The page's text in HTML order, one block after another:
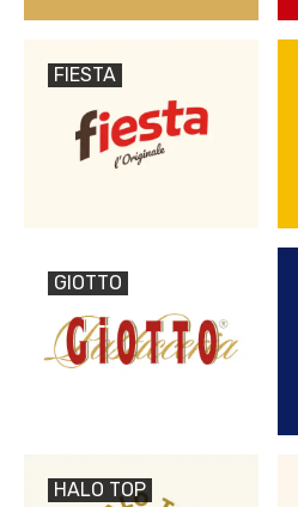
FIESTA
GIOTTO
HALO TOP